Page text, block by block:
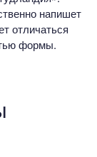
напишет
отличаться
формы.